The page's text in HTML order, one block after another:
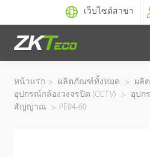
เว็บไซต์สาขา
ผลิตภัณฑ์
โซลูชั่นของเรา
หน้าแรก > ผลิตภัณฑ์ทั้งหมด > ผลิ
อุปกรณ์กล้องวงจรปิด (CCTV)
> อุปก
สัญญาณ > PE04-60